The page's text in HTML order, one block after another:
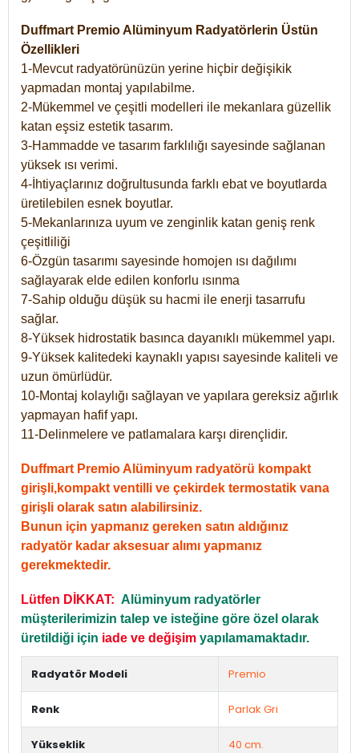
Duffmart Premio Alüminyum Radyatörlerin Üstün
Özellikleri
1-Mevcut radyatörünüzün yerine hiçbir değişikik
yapmadan montaj yapılabilme.
2-Mükemmel ve çeşitli modelleri ile mekanlara güzellik
katan eşsiz estetik tasarım.
3-Hammadde ve tasarım farklılığı sayesinde sağlanan
yüksek ısı verimi.
4-İhtiyaçlarınız doğrultusunda farklı ebat ve boyutlarda
üretilebilen esnek boyutlar.
5-Mekanlarınıza uyum ve zenginlik katan geniş renk
çeşitliliği
6-Özgün tasarımı sayesinde homojen ısı dağılımı
sağlayarak elde edilen konforlu ısınma
7-Sahip olduğu düşük su hacmi ile enerji tasarrufu
sağlar.
8-Yüksek hidrostatik basınca dayanıklı mükemmel yapı.
9-Yüksek kalitedeki kaynaklı yapısı sayesinde kaliteli ve
uzun ömürlüdür.
10-Montaj kolaylığı sağlayan ve yapılara gereksiz ağırlık
yapmayan hafif yapı.
11-Delinmelere ve patlamalara karşı dirençlidir.
Duffmart Premio Alüminyum radyatörü kompakt
girişli,kompakt ventilli ve çekirdek termostatik vana
girişli olarak satın alabilirsiniz.
Bunun için yapmanız gereken satın aldığınız
radyatör kadar aksesuar alımı yapmanız
gerekmektedir.
Lütfen DİKKAT: Alüminyum radyatörler
müşterilerimizin talep ve isteğine göre özel olarak
üretildiği için iade ve değişim yapılamamaktadır.
Radyatör Modeli Premio
Renk Parlak Gri
Yükseklik 40 cm.